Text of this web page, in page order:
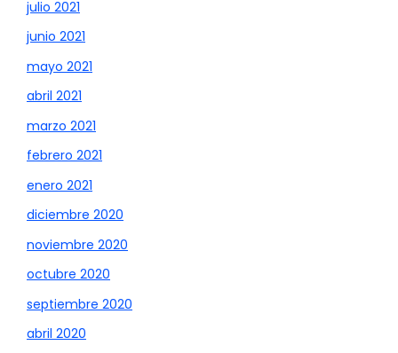
julio 2021
junio 2021
mayo 2021
abril 2021
marzo 2021
febrero 2021
enero 2021
diciembre 2020
noviembre 2020
octubre 2020
septiembre 2020
abril 2020